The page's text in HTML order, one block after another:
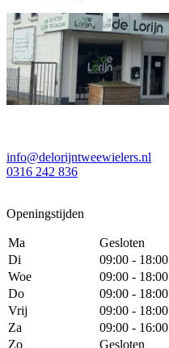
info@delorijntweewielers.nl
0316 242 836
Openingstijden
Ma
Gesloten
Di
09:00 - 18:00
Woe
09:00 - 18:00
Do
09:00 - 18:00
Vrij
09:00 - 18:00
Za
09:00 - 16:00
Zo
Gesloten